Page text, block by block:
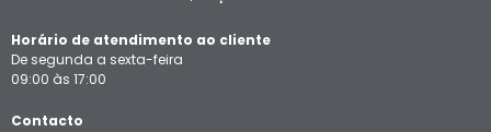
Horário de atendimento ao cliente
De segunda a sexta-feira
09:00 às 17:00
Contacto